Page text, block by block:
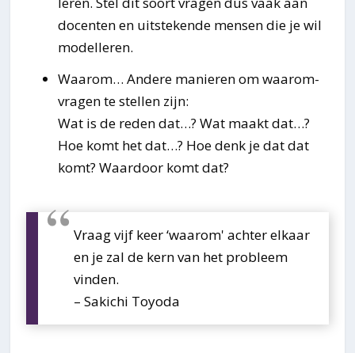
docenten en uitstekende mensen die je wil
modelleren.
Waarom… Andere manieren om waarom-
vragen te stellen zijn:
Wat is de reden dat…? Wat maakt dat…?
Hoe komt het dat…? Hoe denk je dat dat
komt? Waardoor komt dat?
Vraag vijf keer ‘waarom' achter elkaar
en je zal de kern van het probleem
vinden.
– Sakichi Toyoda